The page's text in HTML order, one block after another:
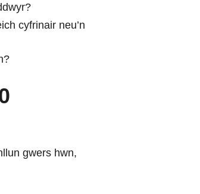
cyfrinair neu’n
gwers hwn,